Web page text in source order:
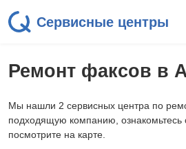
Сервисные центры
Ремонт факсов в
Мы нашли 2 сервисных центра по
подходящую компанию, ознакомьтесь
посмотрите на карте.